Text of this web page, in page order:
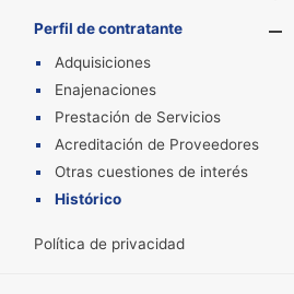
Perfil de contratante
Adquisiciones
Enajenaciones
Prestación de Servicios
Acreditación de Proveedores
Otras cuestiones de interés
Histórico
Política de privacidad